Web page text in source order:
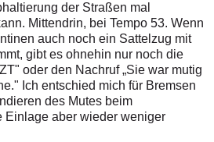
der Straßen mal
Mittendrin, bei Tempo 53. Wenn
auch noch ein Sattelzug mit
gibt es ohnehin nur noch die
oder den Nachruf „Sie war mutig
Ich entschied mich für Bremsen
des Mutes beim
Einlage aber wieder weniger